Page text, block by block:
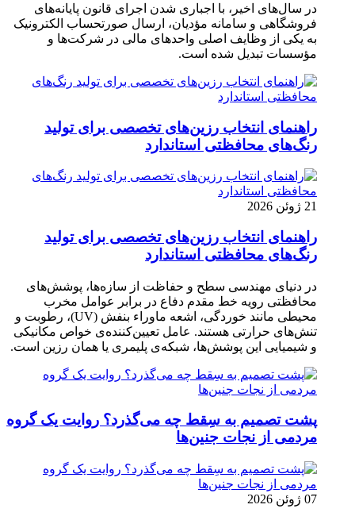
در سال‌های اخیر، با اجباری شدن اجرای قانون پایانه‌های
فروشگاهی و سامانه مؤدیان، ارسال صورتحساب الکترونیک
به یکی از وظایف اصلی واحدهای مالی در شرکت‌ها و
مؤسسات تبدیل شده است.
راهنمای انتخاب رزین‌های تخصصی برای تولید
رنگ‌های محافظتی استاندارد
21 ژوئن 2026
راهنمای انتخاب رزین‌های تخصصی برای تولید
رنگ‌های محافظتی استاندارد
در دنیای مهندسی سطح و حفاظت از سازه‌ها، پوشش‌های
محافظتی رویه خط مقدم دفاع در برابر عوامل مخرب
محیطی مانند خوردگی، اشعه ماوراء بنفش (UV)، رطوبت و
تنش‌های حرارتی هستند. عامل تعیین‌کننده‌ی خواص مکانیکی
و شیمیایی این پوشش‌ها، شبکه‌ی پلیمری یا همان رزین است.
پشت تصمیم به سِقط چه می‌گذرد؟ روایت یک گروه
مردمی از نجات جنین‌ها
07 ژوئن 2026